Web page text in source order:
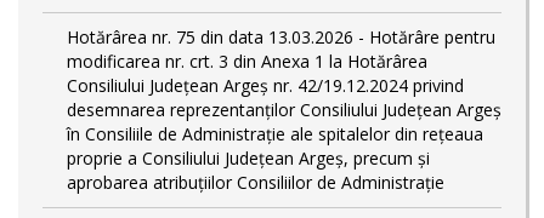
Hotărârea nr. 75 din data 13.03.2026 - Hotărâre pentru
modificarea nr. crt. 3 din Anexa 1 la Hotărârea
Consiliului Județean Argeș nr. 42/19.12.2024 privind
desemnarea reprezentanților Consiliului Județean Argeș
în Consiliile de Administrație ale spitalelor din rețeaua
proprie a Consiliului Județean Argeș, precum și
aprobarea atribuțiilor Consiliilor de Administrație